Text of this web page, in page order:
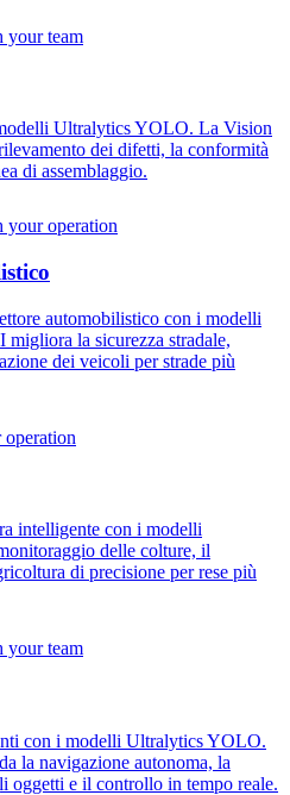
Ultralytics YOLO. La Vision
dei difetti, la conformità
di assemblaggio.
automobilistico con i modelli
la sicurezza stradale,
dei veicoli per strade più
intelligente con i modelli
delle colture, il
di precisione per rese più
con i modelli Ultralytics YOLO.
la navigazione autonoma, la
oggetti e il controllo in tempo reale.